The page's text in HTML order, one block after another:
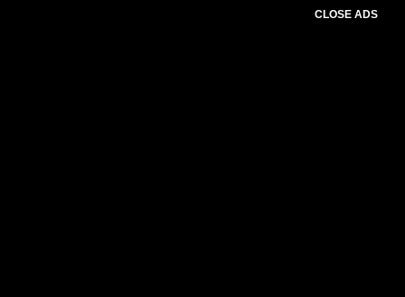
CLOSE ADS